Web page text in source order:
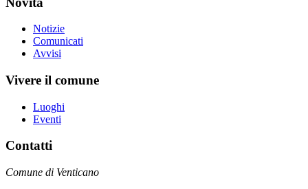
Notizie
Comunicati
Avvisi
Vivere il comune
Luoghi
Eventi
Contatti
Comune di Venticano